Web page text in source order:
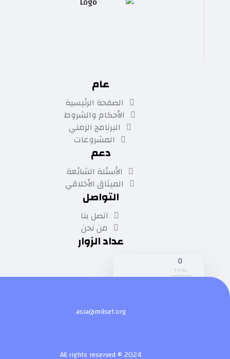
عام
الصفحة الرئيسية
الأحكام والشروط
البرنامج الزمني
المشروعات
دعم
الأسئلة الشائعة
الميثاق الأخلاقي
التواصل
اتصل بنا
من نحن
عداد الزوار
0
TOTAL
VISITORS
asia@milset.org
All rights reserved © 2024